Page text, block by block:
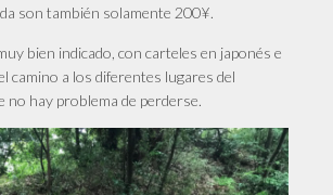
son también solamente 200¥.
bien indicado, con carteles en japonés e
camino a los diferentes lugares del
no hay problema de perderse.